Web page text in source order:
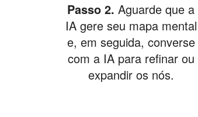
Passo 2. Aguarde que a
IA gere seu mapa mental
e, em seguida, converse
com a IA para refinar ou
expandir os nós.